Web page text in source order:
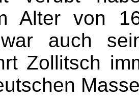
Alter von
auch
Zollitsch